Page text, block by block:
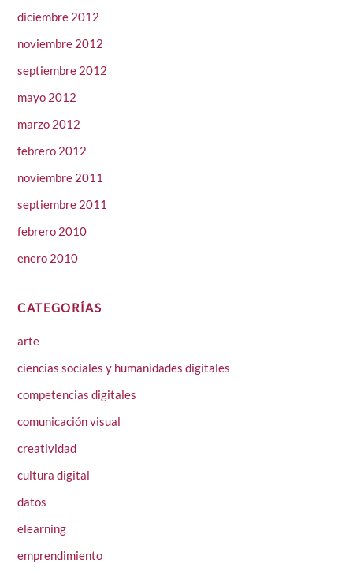
diciembre 2012
noviembre 2012
septiembre 2012
mayo 2012
marzo 2012
febrero 2012
noviembre 2011
septiembre 2011
febrero 2010
enero 2010
CATEGORÍAS
arte
ciencias sociales y humanidades digitales
competencias digitales
comunicación visual
creatividad
cultura digital
datos
elearning
emprendimiento